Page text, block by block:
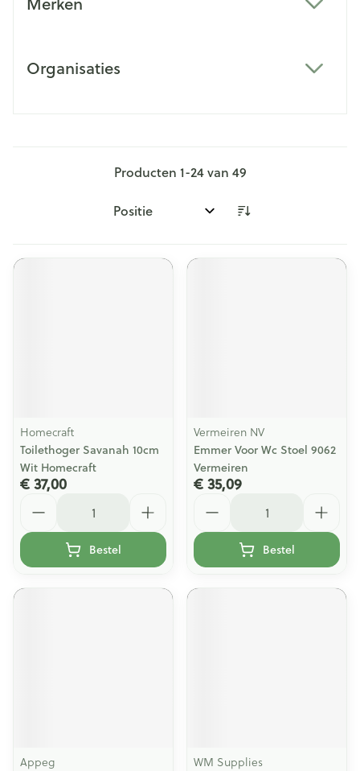
Organisaties
Producten 1-24van 49
Sorteer op:
Homecraft
Toilethoger Savanah 10cm
Wit Homecraft
€ 37,00
Bestel
Vermeiren NV
Emmer Voor Wc Stoel 9062
Vermeiren
€ 35,09
Bestel
Appeg
WM Supplies